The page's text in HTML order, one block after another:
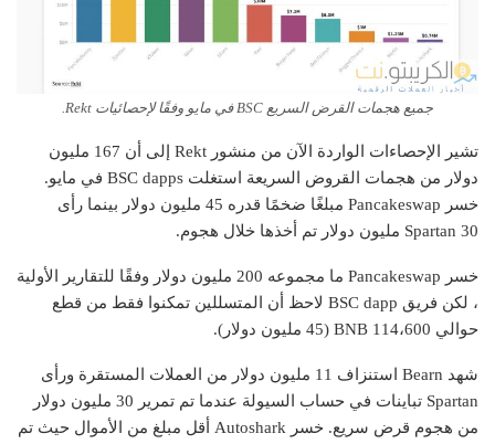
جميع هجمات القرض السريع BSC في مايو وفقًا لإحصائيات Rekt.
تشير الإحصاءات الواردة الآن من منشور Rekt إلى أن 167 مليون
دولار من هجمات القروض السريعة استغلت BSC dapps في مايو.
خسر Pancakeswap مبلغًا ضخمًا قدره 45 مليون دولار بينما رأى
Spartan 30 مليون دولار تم أخذها خلال هجوم.
خسر Pancakeswap ما مجموعه 200 مليون دولار وفقًا للتقارير الأولية
، لكن فريق BSC dapp لاحظ أن المتسللين تمكنوا فقط من قطع
حوالي 114،600 BNB (45 مليون دولار).
شهد Bearn استنزاف 11 مليون دولار من العملات المستقرة ورأى
Spartan تباينات في حساب السيولة عندما تم تمرير 30 مليون دولار
من هجوم قرض سريع. خسر Autoshark أقل مبلغ من الأموال حيث تم